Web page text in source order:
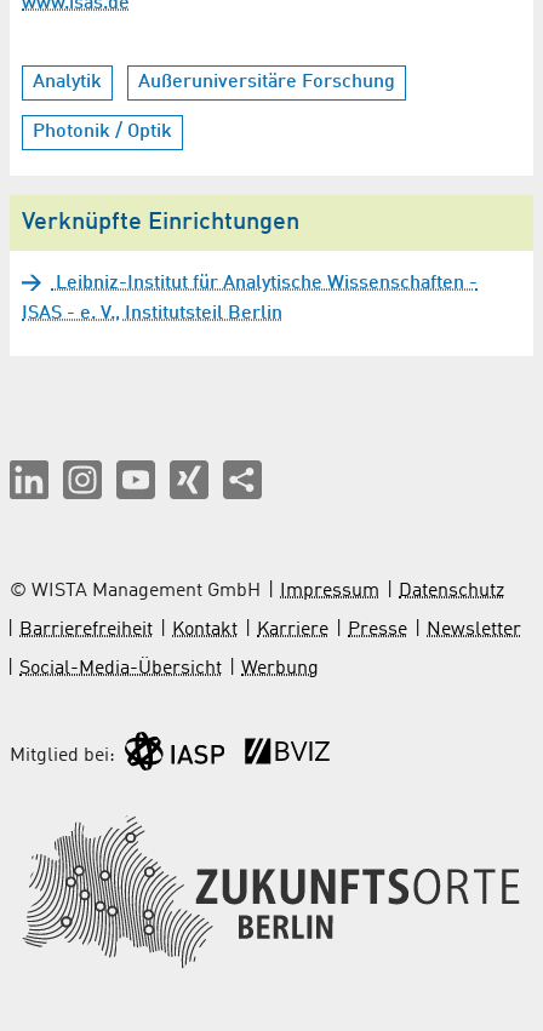
Analytik Außeruniversitäre Forschung
Photonik / Optik
Verknüpfte Einrichtungen
Leibniz-Institut für Analytische Wissenschaften -
ISAS - e. V., Institutsteil Berlin
© WISTA Management GmbH Impressum
Datenschutz
Barrierefreiheit
Kontakt Karriere Presse
Newsletter
Social-Media-Übersicht
Werbung
Mitglied bei: